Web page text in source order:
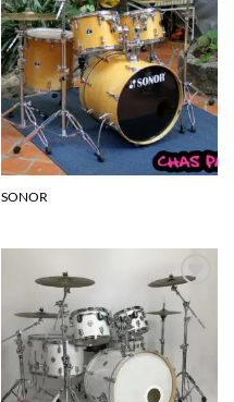
Agregar
a la
lista de
deseos
SONOR
Agregar
a la
lista de
deseos